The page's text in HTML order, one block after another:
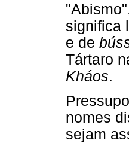
significa
e de
Tártaro
Kháos.
nomes
sejam